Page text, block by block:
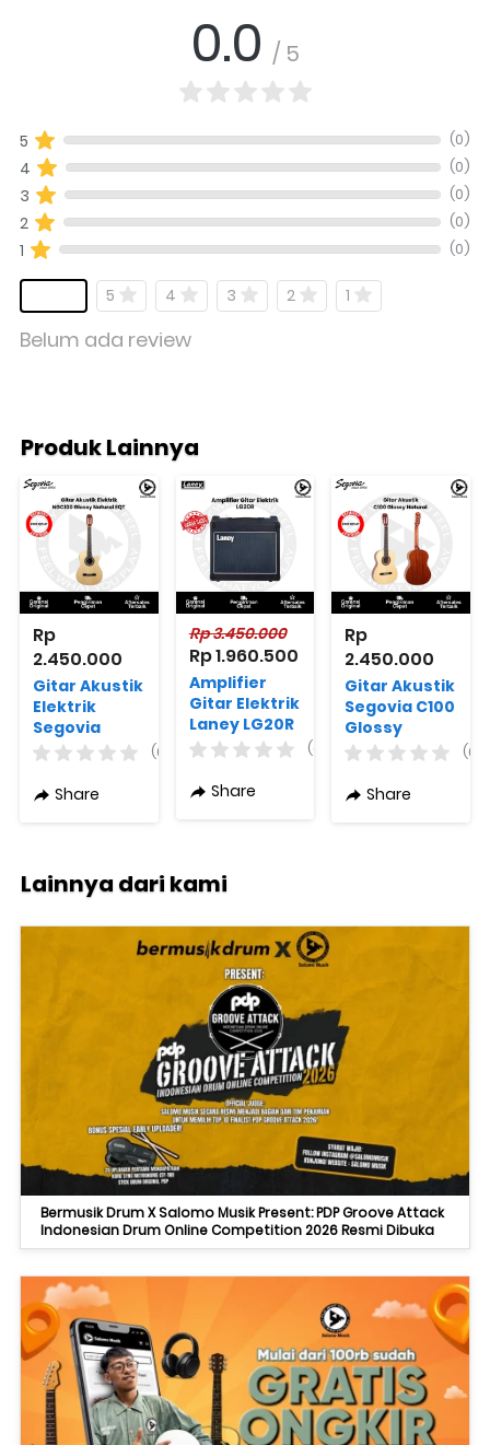
0.0 / 5
5 (0)
4 (0)
3 (0)
2 (0)
1 (0)
5 4 3 2 1
Belum ada review
Produk Lainnya
Rp
2.450.000
Gitar Akustik
Elektrik
Segovia
NGC100
Natural
(0)
Share
Rp 3.450.000
Rp 1.960.500
Amplifier
Gitar Elektrik
Laney LG20R
Guitar
8 inch
(0)
Share
Rp
2.450.000
Gitar Akustik
Segovia C100
Glossy
Natural
(0)
Share
Lainnya dari kami
Bermusik Drum X Salomo Musik Present: PDP Groove Attack
Indonesian Drum Online Competition 2026 Resmi Dibuka